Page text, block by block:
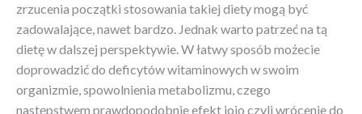
zrzucenia początki stosowania takiej diety mogą być
zadowalające, nawet bardzo. Jednak warto patrzeć na tą
dietę w dalszej perspektywie. W łatwy sposób możecie
doprowadzić do deficytów witaminowych w swoim
organizmie, spowolnienia metabolizmu, czego
następstwem prawdopodobnie efekt jojo czyli wrócenie do